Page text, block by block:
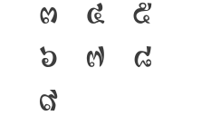
๓
๔
๕
๖
๗
๘
๙